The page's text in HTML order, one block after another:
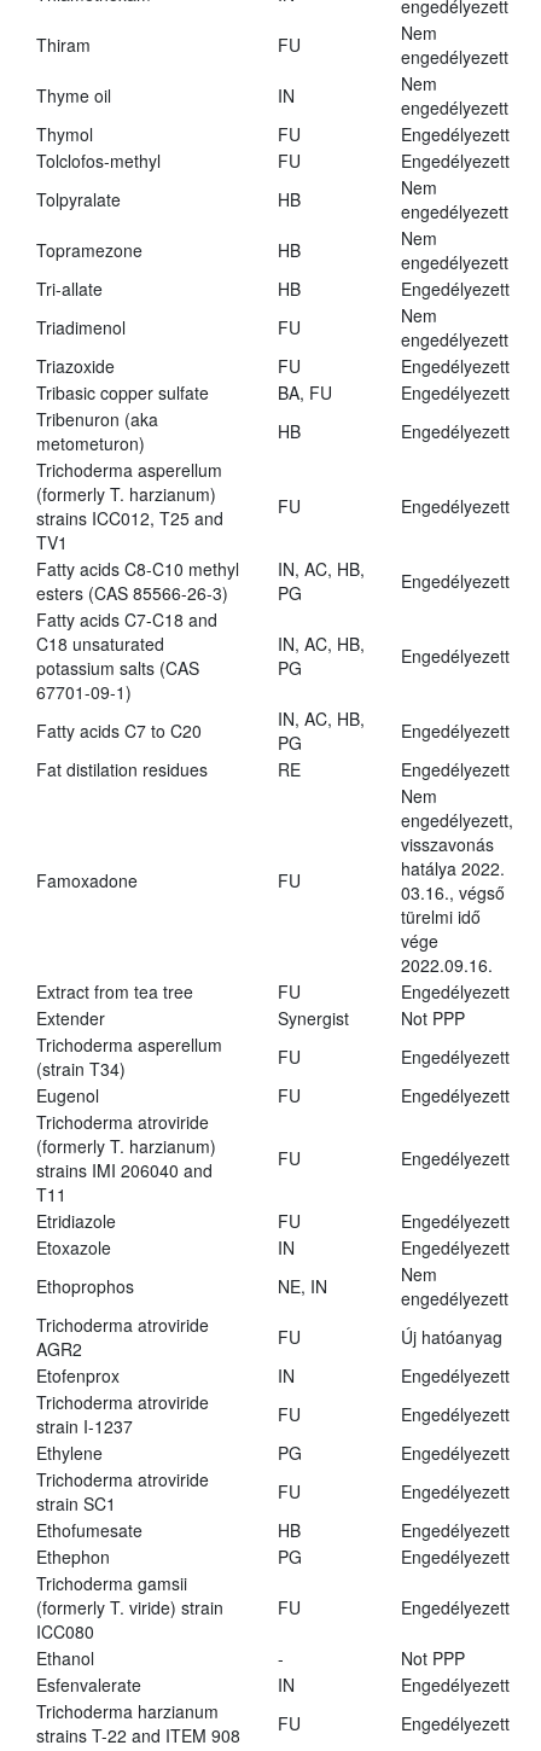
engedélyezett
Thiram
FU
Nem
engedélyezett
Thyme oil
IN
Nem
engedélyezett
Thymol
FU
Engedélyezett
Tolclofos-methyl
FU
Engedélyezett
Tolpyralate
HB
Nem
engedélyezett
Topramezone
HB
Nem
engedélyezett
Tri-allate
HB
Engedélyezett
Triadimenol
FU
Nem
engedélyezett
Triazoxide
FU
Engedélyezett
Tribasic copper sulfate
BA, FU
Engedélyezett
Tribenuron (aka
metometuron)
HB
Engedélyezett
Trichoderma asperellum
(formerly T. harzianum)
strains ICC012, T25 and
TV1
FU Engedélyezett
Fatty acids C8-C10 methyl
esters (CAS 85566-26-3)
IN, AC, HB,
PG
Engedélyezett
Fatty acids C7-C18 and
C18 unsaturated
potassium salts (CAS
67701-09-1)
IN, AC, HB,
PG
Engedélyezett
Fatty acids C7 to C20
IN, AC, HB,
PG
Engedélyezett
Fat distilation residues
RE Engedélyezett
Famoxadone FU
Nem
engedélyezett,
visszavonás
hatálya 2022.
03.16., végső
türelmi idő
vége
2022.09.16.
Extract from tea tree
FU
Engedélyezett
Extender
Synergist
Not PPP
Trichoderma asperellum
(strain T34)
FU
Engedélyezett
Eugenol
FU
Engedélyezett
Trichoderma atroviride
(formerly T. harzianum)
strains IMI 206040 and
T11
FU Engedélyezett
Etridiazole FU
Engedélyezett
Etoxazole
IN
Engedélyezett
Ethoprophos
NE, IN
Nem
engedélyezett
Trichoderma atroviride
AGR2
FU
Új hatóanyag
Etofenprox
IN
Engedélyezett
Trichoderma atroviride
strain I-1237
FU
Engedélyezett
Ethylene
PG
Engedélyezett
Trichoderma atroviride
strain SC1
FU
Engedélyezett
Ethofumesate
HB
Engedélyezett
Ethephon
PG
Engedélyezett
Trichoderma gamsii
(formerly T. viride) strain
ICC080
FU Engedélyezett
Ethanol -
Not PPP
Esfenvalerate
IN
Engedélyezett
Trichoderma harzianum
strains T-22 and ITEM 908
FU
Engedélyezett